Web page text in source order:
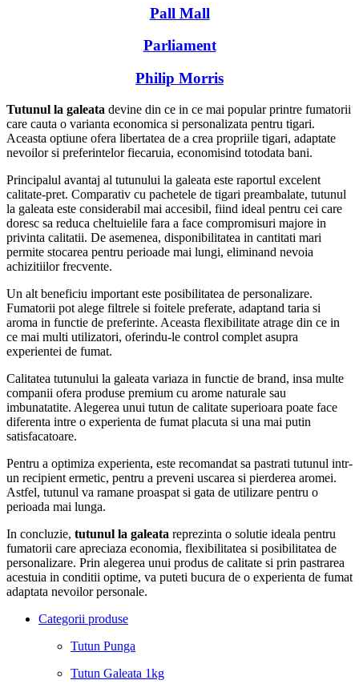
Pall Mall
Parliament
Philip Morris
Tutunul la galeata devine din ce in ce mai popular printre fumatorii
care cauta o varianta economica si personalizata pentru tigari.
Aceasta optiune ofera libertatea de a crea propriile tigari, adaptate
nevoilor si preferintelor fiecaruia, economisind totodata bani.
Principalul avantaj al tutunului la galeata este raportul excelent
calitate-pret. Comparativ cu pachetele de tigari preambalate, tutunul
la galeata este considerabil mai accesibil, fiind ideal pentru cei care
doresc sa reduca cheltuielile fara a face compromisuri majore in
privinta calitatii. De asemenea, disponibilitatea in cantitati mari
permite stocarea pentru perioade mai lungi, eliminand nevoia
achizitiilor frecvente.
Un alt beneficiu important este posibilitatea de personalizare.
Fumatorii pot alege filtrele si foitele preferate, adaptand taria si
aroma in functie de preferinte. Aceasta flexibilitate atrage din ce in
ce mai multi utilizatori, oferindu-le control complet asupra
experientei de fumat.
Calitatea tutunului la galeata variaza in functie de brand, insa multe
companii ofera produse premium cu arome naturale sau
imbunatatite. Alegerea unui tutun de calitate superioara poate face
diferenta intre o experienta de fumat placuta si una mai putin
satisfacatoare.
Pentru a optimiza experienta, este recomandat sa pastrati tutunul intr-
un recipient ermetic, pentru a preveni uscarea si pierderea aromei.
Astfel, tutunul va ramane proaspat si gata de utilizare pentru o
perioada mai lunga.
In concluzie, tutunul la galeata reprezinta o solutie ideala pentru
fumatorii care apreciaza economia, flexibilitatea si posibilitatea de
personalizare. Prin alegerea unui produs de calitate si prin pastrarea
acestuia in conditii optime, va puteti bucura de o experienta de fumat
adaptata nevoilor personale.
Categorii produse
Tutun Punga
Tutun Galeata 1kg